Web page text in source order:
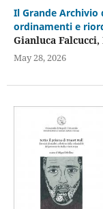
Il Grande Archivio
ordinamenti e
Gianluca
May 28, 2026